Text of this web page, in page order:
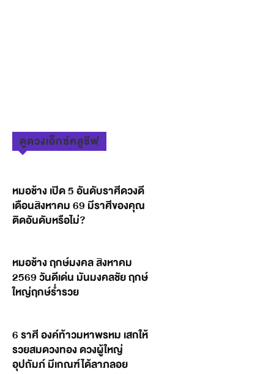
ดูดวงเอ็กซ์คลูซีฟ
หมอช้าง เปิด 5 อันดับราศีดวงดี
เดือนสิงหาคม 69 มีราศีของคุณ
ติดอันดับหรือไม่?
หมอช้าง ฤกษ์มงคล สิงหาคม
2569 วันดีเด่น มันมงคลชัย ฤกษ์
ใหญ่ฤกษ์ร่ำรวย
6 ราศี องค์ท้าวมหาพรหม เสกให้
รวยสมดวงทอง ดวงผู้ใหญ่
อุปถัมภ์ มีเกณฑ์ได้ลาภลอย